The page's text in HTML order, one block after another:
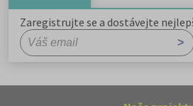
Zaregistrujte se a dostávejte